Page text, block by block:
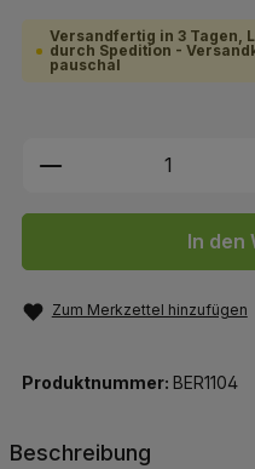
Versandfertig in 3 Tagen,
durch Spedition -
pauschal
Produkt Anzahl:
In den
Zum Merkzettel hinzufügen
Produktnummer: BER1104
Beschreibung